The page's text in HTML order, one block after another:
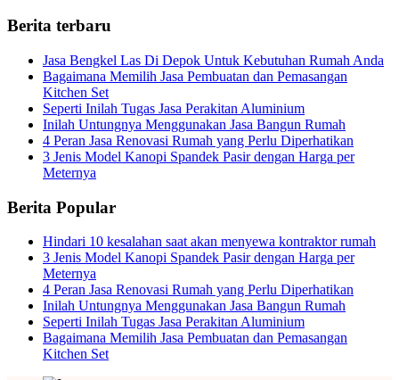
Berita terbaru
Jasa Bengkel Las Di Depok Untuk Kebutuhan Rumah Anda
Bagaimana Memilih Jasa Pembuatan dan Pemasangan
Kitchen Set
Seperti Inilah Tugas Jasa Perakitan Aluminium
Inilah Untungnya Menggunakan Jasa Bangun Rumah
4 Peran Jasa Renovasi Rumah yang Perlu Diperhatikan
3 Jenis Model Kanopi Spandek Pasir dengan Harga per
Meternya
Berita Popular
Hindari 10 kesalahan saat akan menyewa kontraktor rumah
3 Jenis Model Kanopi Spandek Pasir dengan Harga per
Meternya
4 Peran Jasa Renovasi Rumah yang Perlu Diperhatikan
Inilah Untungnya Menggunakan Jasa Bangun Rumah
Seperti Inilah Tugas Jasa Perakitan Aluminium
Bagaimana Memilih Jasa Pembuatan dan Pemasangan
Kitchen Set